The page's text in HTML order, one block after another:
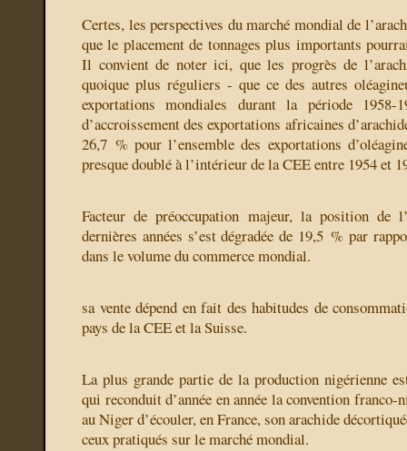
Certes, les perspectives du marché mondial de
que le placement de tonnages plus importants
Il convient de noter ici, que les progrès de
quoique plus réguliers - que ce des autres
exportations mondiales durant la période
d’accroissement des exportations africaines
26,7 % pour l’ensemble des exportations
presque doublé à l’intérieur de la CEE entre 1954 et
Facteur de préoccupation majeur, la position de
dernières années s’est dégradée de 19,5 % par
dans le volume du commerce mondial.
sa vente dépend en fait des habitudes de
pays de la CEE et la Suisse.
La plus grande partie de la production nigérienne
qui reconduit d’année en année la convention
au Niger d’écouler, en France, son arachide
ceux pratiqués sur le marché mondial.